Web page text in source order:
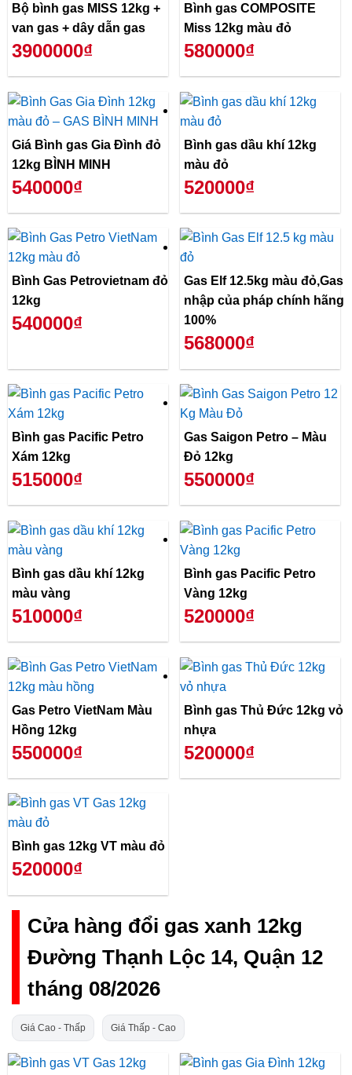
Bộ bình gas MISS 12kg +
van gas + dây dẫn gas
3900000₫
Bình gas COMPOSITE
Miss 12kg màu đỏ
580000₫
Giá Bình gas Gia Đình đỏ
12kg BÌNH MINH
540000₫
Bình gas dầu khí 12kg
màu đỏ
520000₫
Bình Gas Petrovietnam đỏ
12kg
540000₫
Gas Elf 12.5kg màu đỏ,Gas
nhập của pháp chính hãng
100%
568000₫
Bình gas Pacific Petro
Xám 12kg
515000₫
Gas Saigon Petro – Màu
Đỏ 12kg
550000₫
Bình gas dầu khí 12kg
màu vàng
510000₫
Bình gas Pacific Petro
Vàng 12kg
520000₫
Gas Petro VietNam Màu
Hồng 12kg
550000₫
Bình gas Thủ Đức 12kg vỏ
nhựa
520000₫
Bình gas 12kg VT màu đỏ
520000₫
Cửa hàng đổi gas xanh 12kg
Đường Thạnh Lộc 14, Quận 12
tháng 08/2026
Giá Cao - Thấp Giá Thấp - Cao